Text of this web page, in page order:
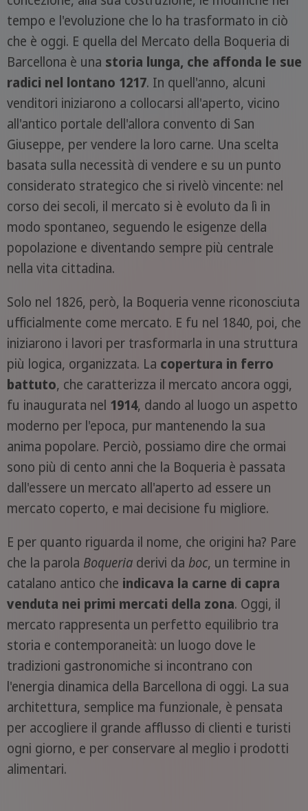
tempo e l'evoluzione che lo ha trasformato in ciò
che è oggi. E quella del Mercato della Boqueria di
Barcellona è una storia lunga, che affonda le sue
radici nel lontano 1217. In quell'anno, alcuni
venditori iniziarono a collocarsi all'aperto, vicino
all'antico portale dell'allora convento di San
Giuseppe, per vendere la loro carne. Una scelta
basata sulla necessità di vendere e su un punto
considerato strategico che si rivelò vincente: nel
corso dei secoli, il mercato si è evoluto da lì in
modo spontaneo, seguendo le esigenze della
popolazione e diventando sempre più centrale
nella vita cittadina.
Solo nel 1826, però, la Boqueria venne riconosciuta
ufficialmente come mercato. E fu nel 1840, poi, che
iniziarono i lavori per trasformarla in una struttura
più logica, organizzata. La copertura in ferro
battuto, che caratterizza il mercato ancora oggi,
fu inaugurata nel 1914, dando al luogo un aspetto
moderno per l'epoca, pur mantenendo la sua
anima popolare. Perciò, possiamo dire che ormai
sono più di cento anni che la Boqueria è passata
dall'essere un mercato all'aperto ad essere un
mercato coperto, e mai decisione fu migliore.
E per quanto riguarda il nome, che origini ha? Pare
che la parola Boqueriaderivi da boc, un termine in
catalano antico che indicava la carne di capra
venduta nei primi mercati della zona. Oggi, il
mercato rappresenta un perfetto equilibrio tra
storia e contemporaneità: un luogo dove le
tradizioni gastronomiche si incontrano con
l'energia dinamica della Barcellona di oggi. La sua
architettura, semplice ma funzionale, è pensata
per accogliere il grande afflusso di clienti e turisti
ogni giorno, e per conservare al meglio i prodotti
alimentari.